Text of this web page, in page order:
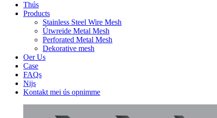
Thús
Products
Stainless Steel Wire Mesh
Útwreide Metal Mesh
Perforated Metal Mesh
Dekorative mesh
Oer Us
Case
FAQs
Nijs
Kontakt mei ús opnimme